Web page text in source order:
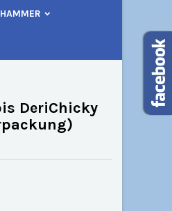
DeriChicky